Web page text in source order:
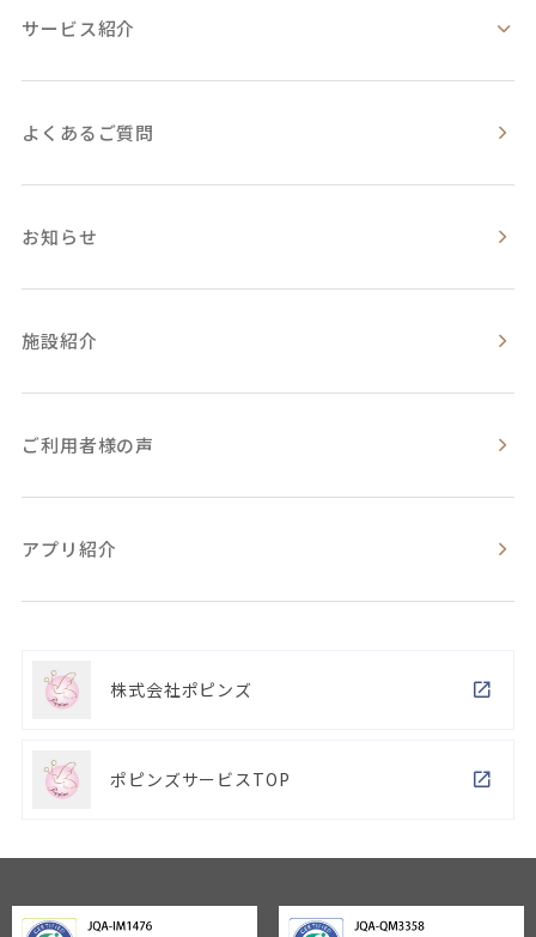
サービス紹介
よくあるご質問
お知らせ
施設紹介
ご利用者様の声
アプリ紹介
株式会社ポピンズ
ポピンズサービスTOP